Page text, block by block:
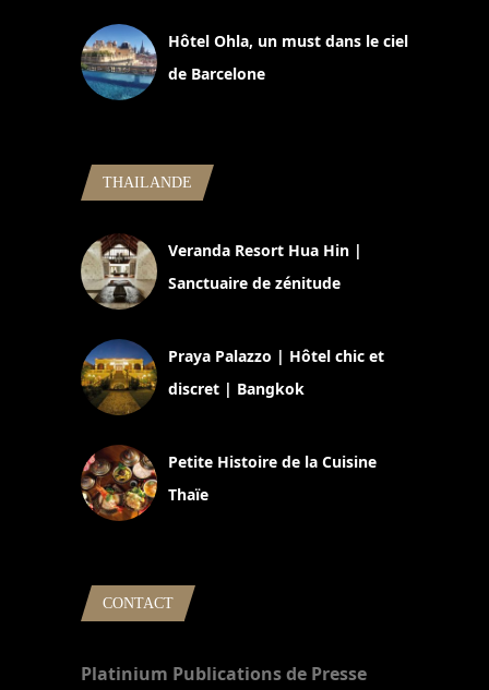
Hôtel Ohla, un must dans le ciel
de Barcelone
THAILANDE
Veranda Resort Hua Hin |
Sanctuaire de zénitude
Praya Palazzo | Hôtel chic et
discret | Bangkok
Petite Histoire de la Cuisine
Thaïe
CONTACT
Platinium Publications de Presse